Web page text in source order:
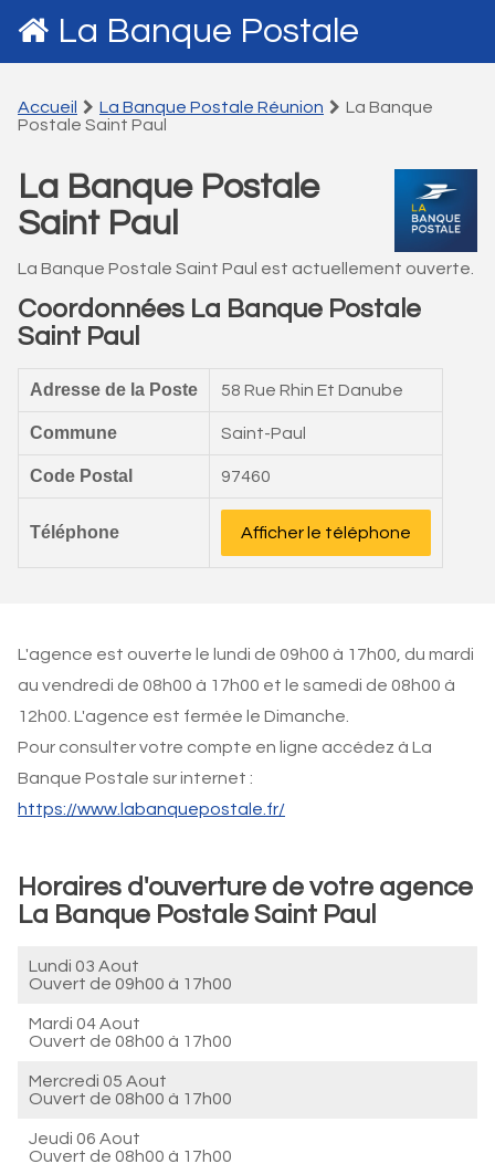
La Banque Postale
Accueil La Banque Postale Réunion
La Banque
Postale Saint Paul
La Banque Postale
Saint Paul
La Banque Postale Saint Paul est actuellement ouverte.
Coordonnées La Banque Postale
Saint Paul
Adresse de la Poste 58 Rue Rhin Et Danube
Commune Saint-Paul
Code Postal 97460
Téléphone Afficher le téléphone
L'agence est ouverte le lundi de 09h00 à 17h00, du mardi
au vendredi de 08h00 à 17h00 et le samedi de 08h00 à
12h00. L'agence est fermée le Dimanche.
Pour consulter votre compte en ligne accédez à La
Banque Postale sur internet :
https://www.labanquepostale.fr/
Horaires d'ouverture de votre agence
La Banque Postale Saint Paul
Lundi 03 Aout
Ouvert de 09h00 à 17h00
Mardi 04 Aout
Ouvert de 08h00 à 17h00
Mercredi 05 Aout
Ouvert de 08h00 à 17h00
Jeudi 06 Aout
Ouvert de 08h00 à 17h00